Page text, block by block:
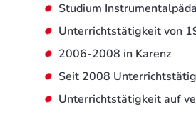
Studium
Unterrichtstätigkeit von
2006-2008 in Karenz
Seit 2008
Unterrichtstätigkeit auf